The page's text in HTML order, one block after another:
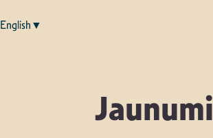
English▼
Jaunumi